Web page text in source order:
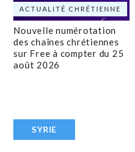
ACTUALITÉ CHRÉTIENNE
Nouvelle numérotation
des chaînes chrétiennes
sur Free à compter du 25
août 2026
SYRIE